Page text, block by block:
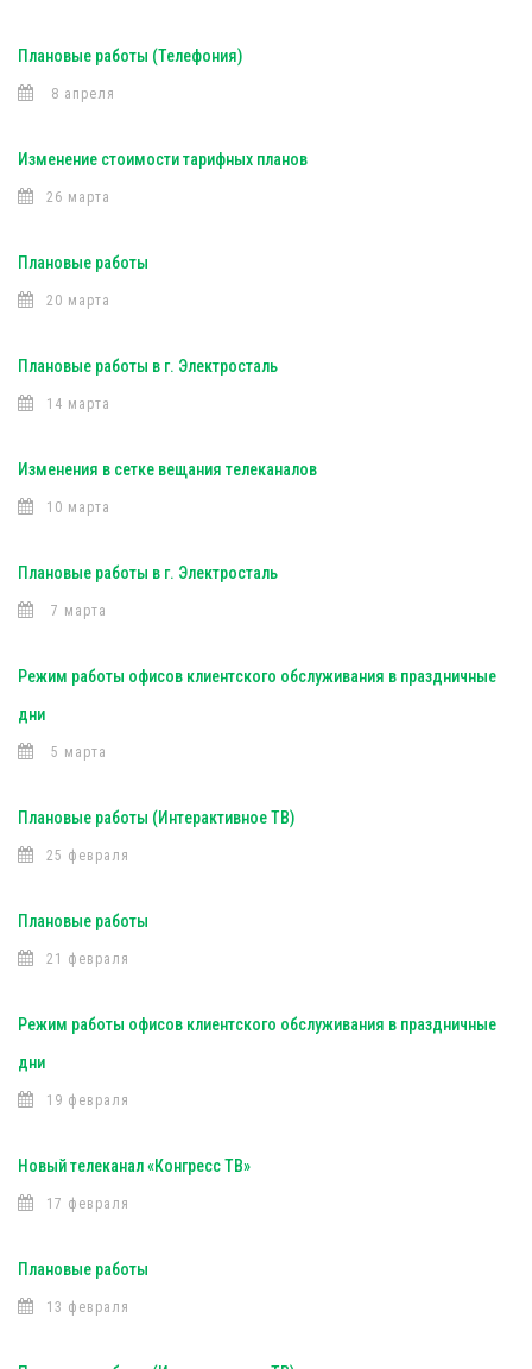
Плановые работы (Телефония)
8 апреля
Изменение стоимости тарифных планов
26 марта
Плановые работы
20 марта
Плановые работы в г. Электросталь
14 марта
Изменения в сетке вещания телеканалов
10 марта
Плановые работы в г. Электросталь
7 марта
Режим работы офисов клиентского обслуживания в праздничные
дни
5 марта
Плановые работы (Интерактивное ТВ)
25 февраля
Плановые работы
21 февраля
Режим работы офисов клиентского обслуживания в праздничные
дни
19 февраля
Новый телеканал «Конгресс ТВ»
17 февраля
Плановые работы
13 февраля